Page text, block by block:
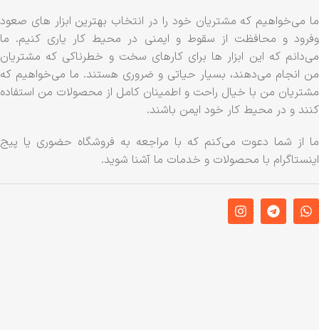
ما می‌خواهیم که مشتریان خود را در انتخاب بهترین ابزار های صعود
وفرود و محافظت از سقوط و ایمنی در محیط کار یاری کنیم. ما
می‌دانم که این ابزار ها برای کارهای سخت و خطرناکی که مشتریان
من انجام می‌دهند، بسیار حیاتی و ضروری هستند. ما می‌خواهیم که
مشتریان من با خیال راحت و اطمینان کامل از محصولات من استفاده
کنند و در محیط کار خود ایمن باشند.
ما از شما دعوت می‌کنم که با مراجعه به فروشگاه حضوری یا پیج
اینستاگرام با محصولات و خدمات ما آشنا شوید.